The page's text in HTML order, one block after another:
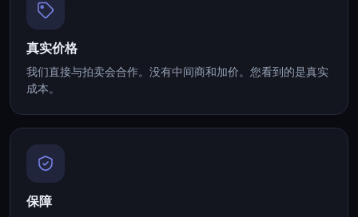
真实价格
我们直接与拍卖会合作。没有中间商和加价。您看到的是真实
成本。
保障